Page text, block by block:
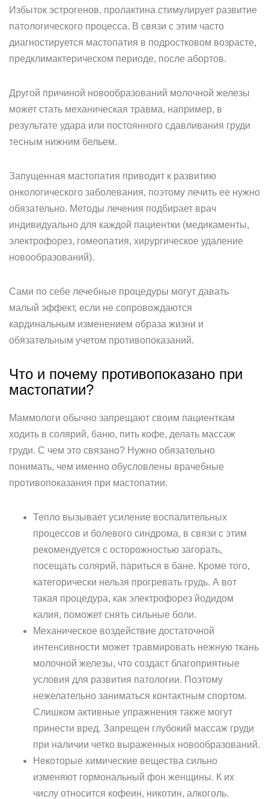
Избыток эстрогенов, пролактина стимулирует развитие
патологического процесса. В связи с этим часто
диагностируется мастопатия в подростковом возрасте,
предклимактерическом периоде, после абортов.
Другой причиной новообразований молочной железы
может стать механическая травма, например, в
результате удара или постоянного сдавливания груди
тесным нижним бельем.
Запущенная мастопатия приводит к развитию
онкологического заболевания, поэтому лечить ее нужно
обязательно. Методы лечения подбирает врач
индивидуально для каждой пациентки (медикаменты,
электрофорез, гомеопатия, хирургическое удаление
новообразований).
Сами по себе лечебные процедуры могут давать
малый эффект, если не сопровождаются
кардинальным изменением образа жизни и
обязательным учетом противопоказаний.
Что и почему противопоказано при
мастопатии?
Маммологи обычно запрещают своим пациенткам
ходить в солярий, баню, пить кофе, делать массаж
груди. С чем это связано? Нужно обязательно
понимать, чем именно обусловлены врачебные
противопоказания при мастопатии.
Тепло вызывает усиление воспалительных
процессов и болевого синдрома, в связи с этим
рекомендуется с осторожностью загорать,
посещать солярий, париться в бане. Кроме того,
категорически нельзя прогревать грудь. А вот
такая процедура, как электрофорез йодидом
калия, поможет снять сильные боли.
Механическое воздействие достаточной
интенсивности может травмировать нежную ткань
молочной железы, что создаст благоприятные
условия для развития патологии. Поэтому
нежелательно заниматься контактным спортом.
Слишком активные упражнения также могут
принести вред. Запрещен глубокий массаж груди
при наличии четко выраженных новообразований.
Некоторые химические вещества сильно
изменяют гормональный фон женщины. К их
числу относится кофеин, никотин, алкоголь.